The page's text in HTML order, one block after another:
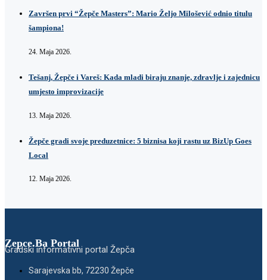
Završen prvi “Žepče Masters”: Mario Željo Milošević odnio titulu
šampiona!
24. Maja 2026.
Tešanj, Žepče i Vareš: Kada mladi biraju znanje, zdravlje i zajednicu
umjesto improvizacije
13. Maja 2026.
Žepče gradi svoje preduzetnice: 5 biznisa koji rastu uz BizUp Goes
Local
12. Maja 2026.
Zepce.Ba Portal
Gradski informativni portal Žepča
Sarajevska bb, 72230 Žepče